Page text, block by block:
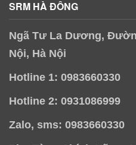
SRM HÀ ĐÔNG
Ngã Tư La Dương,
Nội, Hà Nội
Hotline 1: 0983660330
Hotline 2: 0931086999
Zalo, sms: 0983660330